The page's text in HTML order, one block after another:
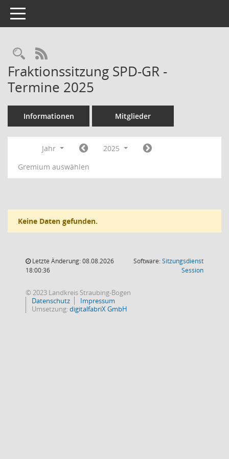
Toggle navigation
RSS-Feed
Fraktionssitzung SPD-GR -
Termine 2025
Informationen Mitglieder
Jahr
2025
Gremium auswählen
Keine Daten gefunden.
Letzte Änderung: 08.08.2026
18:00:36
Software:Sitzungsdienst
Session(Wird in
© 2023 Landkreis Straubing-Bogen
Datenschutz
Impressum
Umsetzung:digitalfabriX GmbH